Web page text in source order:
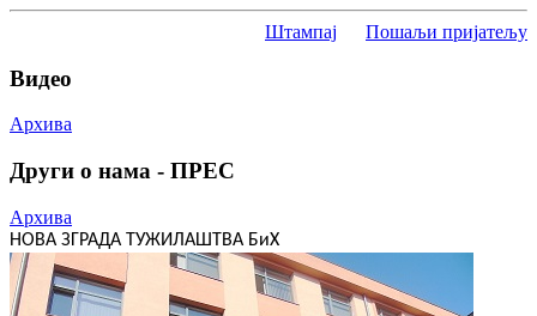
Штампај Пошаљи пријатељу
Видео
Архива
Други о нама - ПРЕС
Архива
НОВА ЗГРАДА ТУЖИЛАШТВА БиХ